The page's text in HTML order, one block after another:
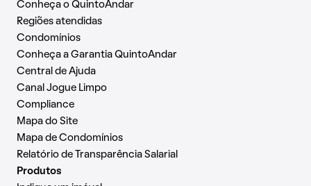
Conheça o QuintoAndar
Regiões atendidas
Condomínios
Conheça a Garantia QuintoAndar
Central de Ajuda
Canal Jogue Limpo
Compliance
Mapa do Site
Mapa de Condomínios
Relatório de Transparência Salarial
Produtos